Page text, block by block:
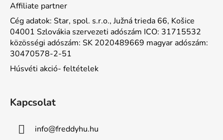
Affiliate partner
Cég adatok: Star, spol. s.r.o., Južná trieda 66, Košice
04001 Szlovákia szervezeti adószám ICO: 31715532
közösségi adószám: SK 2020489669 magyar adószám:
30470578-2-51
Húsvéti akció- feltételek
Kapcsolat
info@freddyhu.hu